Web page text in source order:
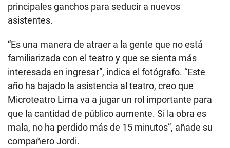
principales ganchos para seducir a nuevos
asistentes.
“Es una manera de atraer a la gente que no está
familiarizada con el teatro y que se sienta más
interesada en ingresar”, indica el fotógrafo. “Este
año ha bajado la asistencia al teatro, creo que
Microteatro Lima va a jugar un rol importante para
que la cantidad de público aumente. Si la obra es
mala, no ha perdido más de 15 minutos”, añade su
compañero Jordi.